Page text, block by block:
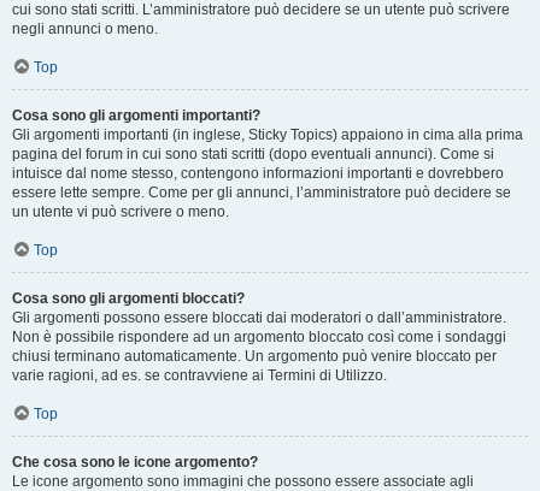
cui sono stati scritti. L’amministratore può decidere se un utente può scrivere
negli annunci o meno.
Top
Cosa sono gli argomenti importanti?
Gli argomenti importanti (in inglese, Sticky Topics) appaiono in cima alla prima
pagina del forum in cui sono stati scritti (dopo eventuali annunci). Come si
intuisce dal nome stesso, contengono informazioni importanti e dovrebbero
essere lette sempre. Come per gli annunci, l’amministratore può decidere se
un utente vi può scrivere o meno.
Top
Cosa sono gli argomenti bloccati?
Gli argomenti possono essere bloccati dai moderatori o dall’amministratore.
Non è possibile rispondere ad un argomento bloccato così come i sondaggi
chiusi terminano automaticamente. Un argomento può venire bloccato per
varie ragioni, ad es. se contravviene ai Termini di Utilizzo.
Top
Che cosa sono le icone argomento?
Le icone argomento sono immagini che possono essere associate agli